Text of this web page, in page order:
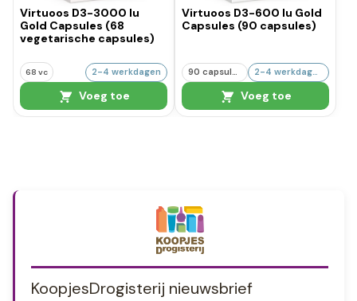
Virtuoos D3-3000 Iu
Gold Capsules (68
vegetarische capsules)
68 vc 2-4 werkdagen
Voeg toe
Virtuoos D3-600 Iu Gold
Capsules (90 capsules)
90 capsules 2-4 werkdagen
Voeg toe
KoopjesDrogisterij nieuwsbrief